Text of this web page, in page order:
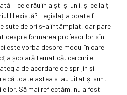
ce e rău în a ști și unii, și ceilalți
III există? Legislația poate fi
sute de ori s-a întâmplat, dar pare
despre formarea profesorilor «în
este vorba despre modul în care
școlară tematică, cercurile
de acordare de sprijin și
că toate astea s-au uitat și sunt
lor. Să mai reflectăm, nu a fost